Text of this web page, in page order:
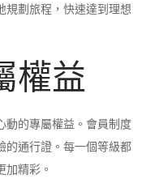
規劃旅程，快速達到理想
權益
動的專屬權益。會員制度
的通行證。每一個等級都
精彩。